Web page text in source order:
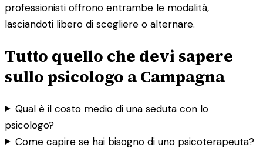
professionisti offrono entrambe le modalità,
lasciandoti libero di scegliere o alternare.
Tutto quello che devi sapere
sullo psicologo a Campagna
Qual è il costo medio di una seduta con lo
psicologo?
Come capire se hai bisogno di uno psicoterapeuta?